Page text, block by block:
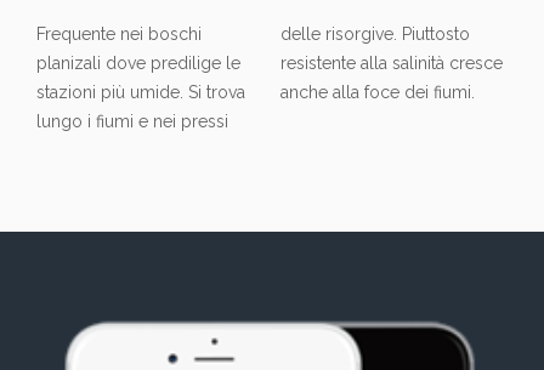
Frequente nei boschi
planizali dove predilige le
stazioni più umide. Si trova
lungo i fiumi e nei pressi
delle risorgive. Piuttosto
resistente alla salinità cresce
anche alla foce dei fiumi.